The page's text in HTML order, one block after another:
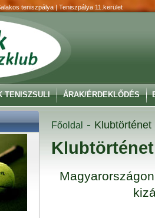
teniszpálya | Teniszpálya 11.kerület
TENISZSULI ÁRAK/ÉRDEKLŐDÉS
Főoldal - Klubtörténet
Klubtörténet